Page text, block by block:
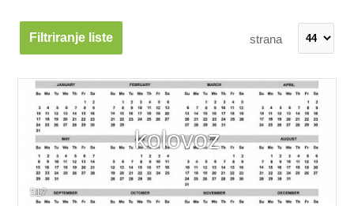
Filtriranje liste strana
kolovoz
517